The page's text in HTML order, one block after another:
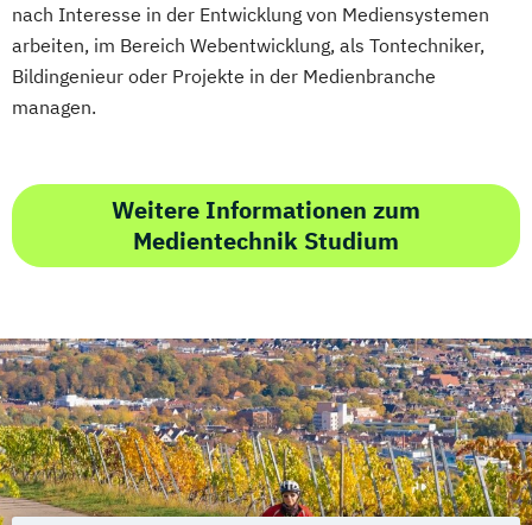
nach Interesse in der Entwicklung von Mediensystemen
arbeiten, im Bereich Webentwicklung, als Tontechniker,
Bildingenieur oder Projekte in der Medienbranche
managen.
Weitere Informationen zum
Medientechnik Studium